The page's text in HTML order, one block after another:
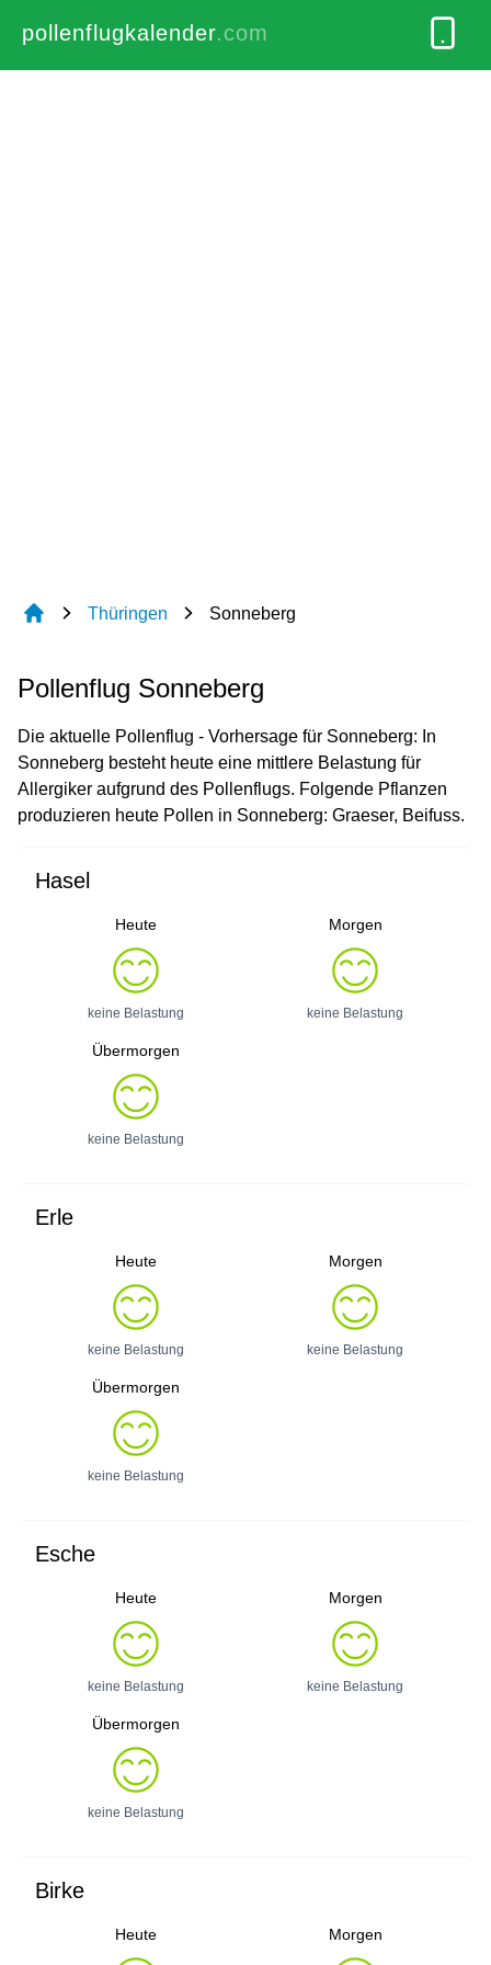
pollenflugkalender.com
Thüringen Sonneberg
Pollenflug Sonneberg
Die aktuelle Pollenflug - Vorhersage für Sonneberg: In
Sonneberg besteht heute eine mittlere Belastung für
Allergiker aufgrund des Pollenflugs. Folgende Pflanzen
produzieren heute Pollen in Sonneberg: Graeser, Beifuss.
Hasel
Heute
keine Belastung
Morgen
keine Belastung
Übermorgen
keine Belastung
Erle
Heute
keine Belastung
Morgen
keine Belastung
Übermorgen
keine Belastung
Esche
Heute
keine Belastung
Morgen
keine Belastung
Übermorgen
keine Belastung
Birke
Heute Morgen